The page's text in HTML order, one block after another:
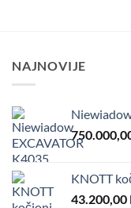
NAJNOVIJE
KNOTT
43.200,00